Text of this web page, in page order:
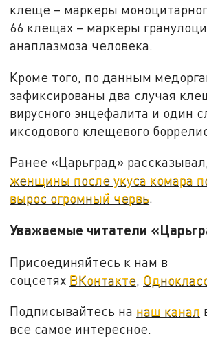
клеще – маркеры
66 клещах – маркеры
анаплазмоза человека.
Кроме того, по данным
зафиксированы два случая
вирусного энцефалита и один
иксодового клещевого
Ранее «Царьград»
женщины после укуса комара
вырос огромный червь.
Уважаемые читатели
Присоединяйтесь к нам в
соцсетях ВКонтакте
Подписывайтесь на наш канал
все самое интересное.